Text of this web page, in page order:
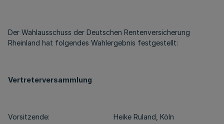
Der Wahlausschuss der Deutschen Rentenversicherung
Rheinland hat folgendes Wahlergebnis festgestellt:
Vertreterversammlung
Vorsitzende: Heike Ruland, Köln